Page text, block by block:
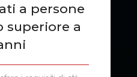
a persone
superiore a